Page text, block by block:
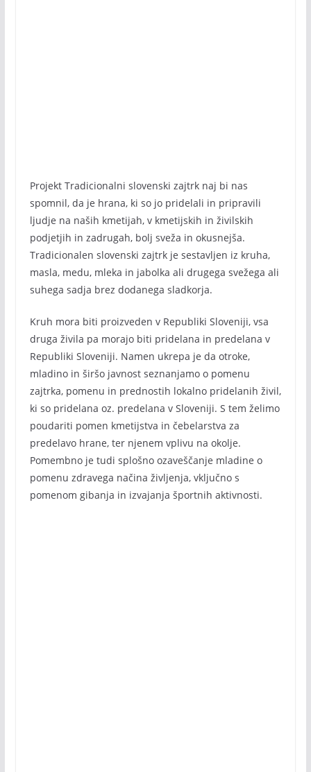
Projekt Tradicionalni slovenski zajtrk naj bi nas
spomnil, da je hrana, ki so jo pridelali in pripravili
ljudje na naših kmetijah, v kmetijskih in živilskih
podjetjih in zadrugah, bolj sveža in okusnejša.
Tradicionalen slovenski zajtrk je sestavljen iz kruha,
masla, medu, mleka in jabolka ali drugega svežega ali
suhega sadja brez dodanega sladkorja.
Kruh mora biti proizveden v Republiki Sloveniji, vsa
druga živila pa morajo biti pridelana in predelana v
Republiki Sloveniji. Namen ukrepa je da otroke,
mladino in širšo javnost seznanjamo o pomenu
zajtrka, pomenu in prednostih lokalno pridelanih živil,
ki so pridelana oz. predelana v Sloveniji. S tem želimo
poudariti pomen kmetijstva in čebelarstva za
predelavo hrane, ter njenem vplivu na okolje.
Pomembno je tudi splošno ozaveščanje mladine o
pomenu zdravega načina življenja, vključno s
pomenom gibanja in izvajanja športnih aktivnosti.